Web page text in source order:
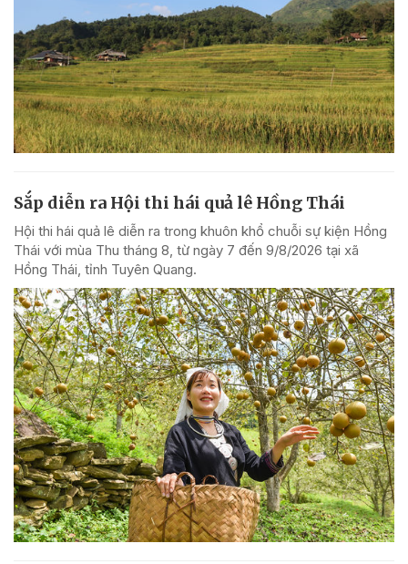
Sắp diễn ra Hội thi hái quả lê Hồng Thái
Hội thi hái quả lê diễn ra trong khuôn khổ chuỗi sự kiện Hồng
Thái với mùa Thu tháng 8, từ ngày 7 đến 9/8/2026 tại xã
Hồng Thái, tỉnh Tuyên Quang.